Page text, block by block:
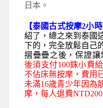
日本。
【泰國古式按摩2小時
紹了，總之來到泰國
下的，完全放鬆自己
摺疊疊之後，保證讓
後須支付100銖小費
不佔床無按摩，費用
未滿16歲青少年因為
摩，每人退費NTD200